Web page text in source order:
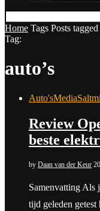
Home Tags Posts
Tag:
auto’s
Auto'sMedia
Review
beste
by Daan van der Keur
Samenvatting Als
tijd geleden getest